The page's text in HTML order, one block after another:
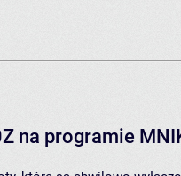
na programie